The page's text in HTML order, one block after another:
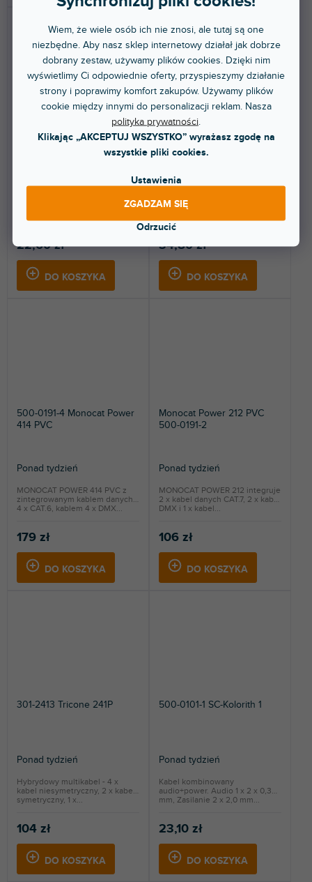
Wiem, że wiele osób ich nie znosi, ale tutaj są one
niezbędne. Aby nasz sklep internetowy działał jak dobrze
dobrany zestaw, używamy plików cookies. Dzięki nim
wyświetlimy Ci odpowiednie oferty, przyspieszymy działanie
strony i poprawimy komfort zakupów. Używamy plików
cookie między innymi do personalizacji reklam. Nasza
polityka prywatności.
Klikając „AKCEPTUJ WSZYSTKO” wyrażasz zgodę na
wszystkie pliki cookies.
Ustawienia
Odrzucić
ZGADZAM SIĘ
22,60 zł
DO KOSZYKA
4-kanałowy kabel wielożyłowy 8
Cables 4 STAR MC 08
Do 5 dni
34,80 zł
DO KOSZYKA
8-kanałowy kabel wielożyłowy 16
x 0,14 mm².
500-0191-4 Monocat Power
414 PVC
Ponad tydzień
179 zł
DO KOSZYKA
MONOCAT POWER 414 PVC z
zintegrowanym kablem danych
4 x CAT.6, kablem 4 x DMX...
Monocat Power 212 PVC
500-0191-2
Ponad tydzień
106 zł
DO KOSZYKA
MONOCAT POWER 212 integruje
2 x kabel danych CAT.7, 2 x kabel
DMX i 1 x kabel...
301-2413 Tricone 241P
Ponad tydzień
104 zł
DO KOSZYKA
Hybrydowy multikabel - 4 x
kabel niesymetryczny, 2 x kabel
symetryczny, 1 x...
500-0101-1 SC-Kolorith 1
Ponad tydzień
23,10 zł
DO KOSZYKA
Kabel kombinowany
audio+power. Audio 1 x 2 x 0,35
mm, Zasilanie 2 x 2,0 mm...